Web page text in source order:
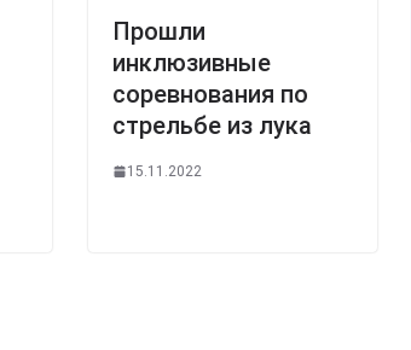
Прошли
инклюзивные
соревнования по
стрельбе из лука
15.11.2022